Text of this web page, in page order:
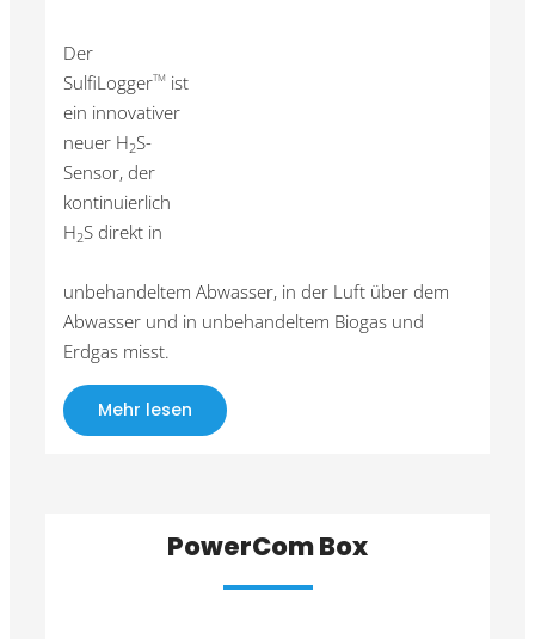
Der
SulfiLoggerTM ist
ein innovativer
neuer H2S-
Sensor, der
kontinuierlich
H2S direkt in
unbehandeltem Abwasser, in der Luft über dem
Abwasser und in unbehandeltem Biogas und
Erdgas misst.
Mehr lesen
PowerCom Box